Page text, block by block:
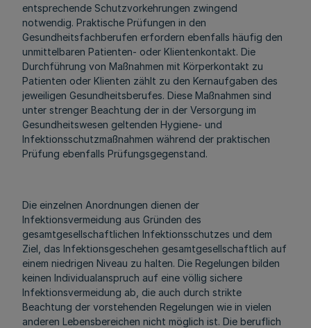
entsprechende Schutzvorkehrungen zwingend
notwendig. Praktische Prüfungen in den
Gesundheitsfachberufen erfordern ebenfalls häufig den
unmittelbaren Patienten- oder Klientenkontakt. Die
Durchführung von Maßnahmen mit Körperkontakt zu
Patienten oder Klienten zählt zu den Kernaufgaben des
jeweiligen Gesundheitsberufes. Diese Maßnahmen sind
unter strenger Beachtung der in der Versorgung im
Gesundheitswesen geltenden Hygiene- und
Infektionsschutzmaßnahmen während der praktischen
Prüfung ebenfalls Prüfungsgegenstand.
Die einzelnen Anordnungen dienen der
Infektionsvermeidung aus Gründen des
gesamtgesellschaftlichen Infektionsschutzes und dem
Ziel, das Infektionsgeschehen gesamtgesellschaftlich auf
einem niedrigen Niveau zu halten. Die Regelungen bilden
keinen Individualanspruch auf eine völlig sichere
Infektionsvermeidung ab, die auch durch strikte
Beachtung der vorstehenden Regelungen wie in vielen
anderen Lebensbereichen nicht möglich ist. Die beruflich